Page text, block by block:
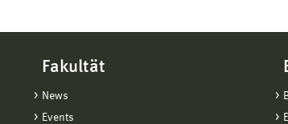
Fakultät
News
Events